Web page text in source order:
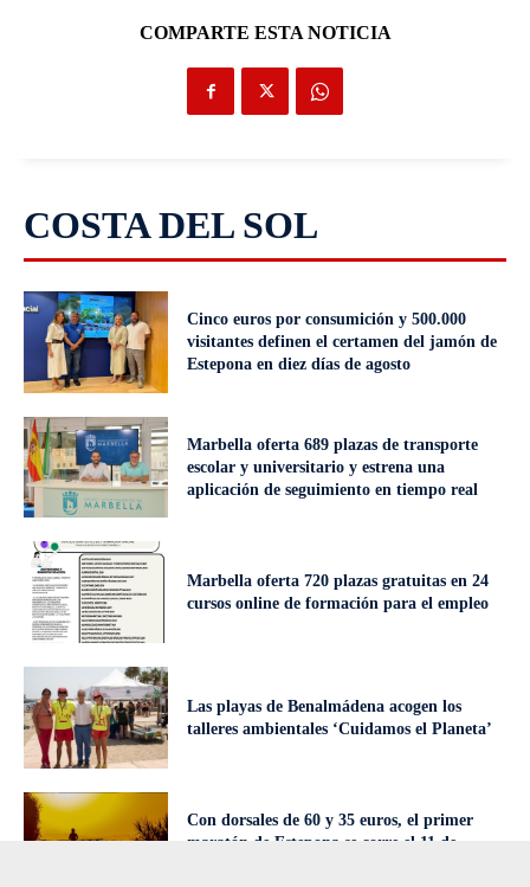
COMPARTE ESTA NOTICIA
COSTA DEL SOL
Cinco euros por consumición y 500.000
visitantes definen el certamen del jamón de
Estepona en diez días de agosto
Marbella oferta 689 plazas de transporte
escolar y universitario y estrena una
aplicación de seguimiento en tiempo real
Marbella oferta 720 plazas gratuitas en 24
cursos online de formación para el empleo
Las playas de Benalmádena acogen los
talleres ambientales ‘Cuidamos el Planeta’
Con dorsales de 60 y 35 euros, el primer
maratón de Estepona se corre el 11 de